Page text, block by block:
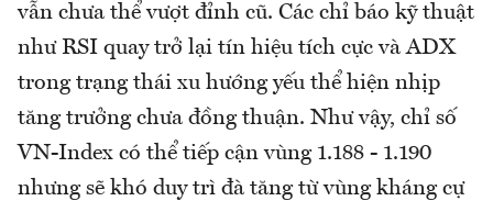
vẫn chưa thể vượt đỉnh cũ. Các chỉ báo kỹ thuật
như RSI quay trở lại tín hiệu tích cực và ADX
trong trạng thái xu hướng yếu thể hiện nhịp
tăng trưởng chưa đồng thuận. Như vậy, chỉ số
VN-Index có thể tiếp cận vùng 1.188 - 1.190
nhưng sẽ khó duy trì đà tăng từ vùng kháng cự